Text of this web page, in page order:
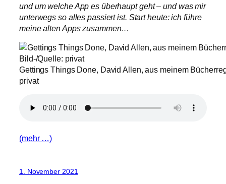
und um welche App es überhaupt geht – und was mir
unterwegs so alles passiert ist. Start heute: ich führe
meine alten Apps zusammen…
Gettings Things Done, David Allen, aus meinem
privat
(mehr …)
1. November 2021